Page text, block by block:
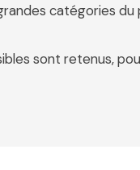
catégories
sont retenus,